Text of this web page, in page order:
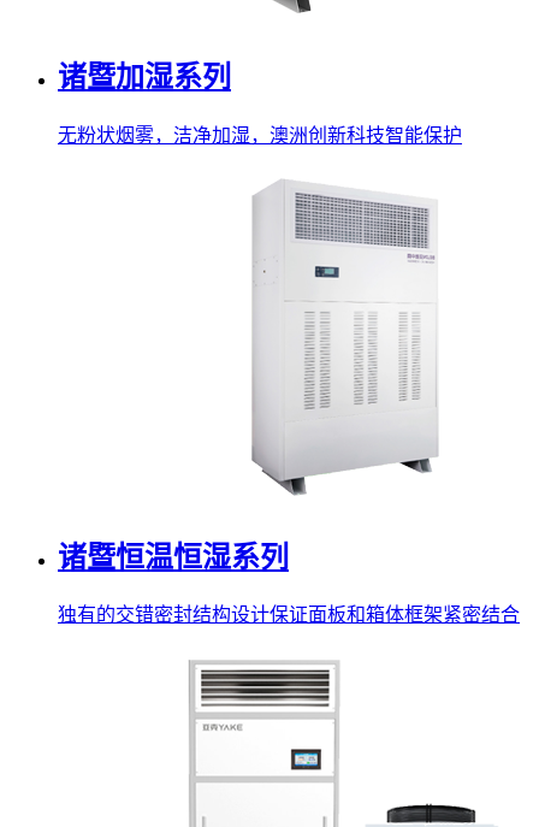
诸暨加湿系列
无粉状烟雾，洁净加湿，澳洲创新科技智能保护
诸暨恒温恒湿系列
独有的交错密封结构设计保证面板和箱体框架紧密结合